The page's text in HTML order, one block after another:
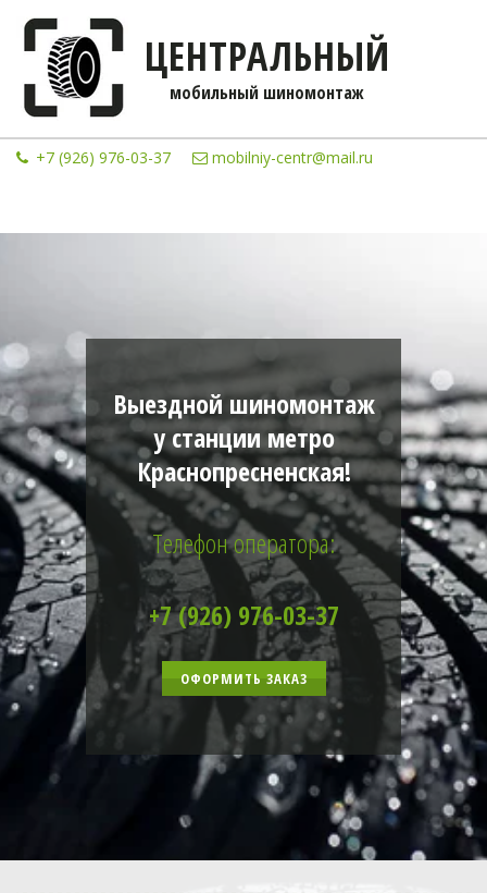
ЦЕНТРАЛЬНЫЙ
мобильны­­й шиномонтаж
+7 (926) 976-03-37 mobilniy-centr@mail.ru
Выездной шиномонтаж
у станции метро
Краснопресненская!
Телефон оператора:
+7 (926) 976-03-37
ОФОРМИТЬ ЗАКАЗ